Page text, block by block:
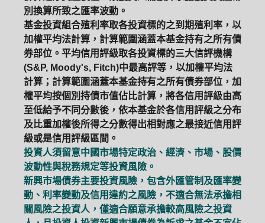
別換算所致之匯率波動。
基金投資組合殖利率取各投資標的之到期殖利率，以
加權平均法計算，計算範圍涵蓋本基金持有之所有債
券部位。平均信用評級取各投資標的三大信評機構
(S&P, Moody's, Fitch)中最高評等，以加權平均法
計算；計算範圍涵蓋本基金持有之所有債券部位，加
權平均按個別持債市值佔比計算，將各信用評級由高
至低給予不同分數後，依本基金於各信用評級之分布
及比重加權後所得之分數得出相對應之最接近信用評
級或是信用評級區間。
投資人須留意中國市場特定政治、經濟、市場、股價
波動性與稅務規定等投資風險。
新興市場債券主要投資風險，包含外匯管制及匯率變
動、利率變動及信用違約之風險，不適合無法承擔相
關風險之投資人，僅適合願意承擔較高風險之投資